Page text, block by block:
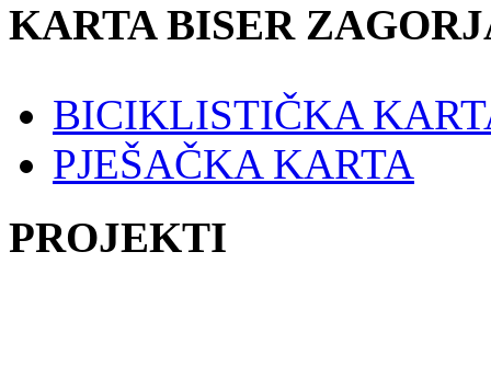
KARTA BISER
BICIKLISTIČKA
PJEŠAČKA KARTA
PROJEKTI